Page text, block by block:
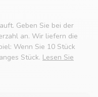
Geben Sie bei der
an. Wir liefern die
Wenn Sie 10 Stück
Stück. Lesen Sie